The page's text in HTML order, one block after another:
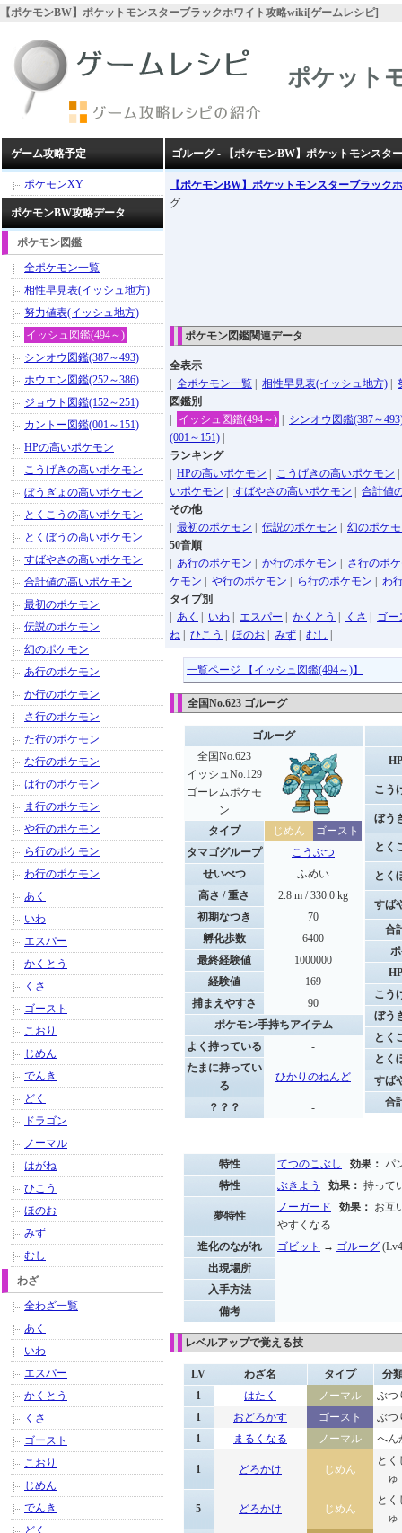
【ポケモンBW】ポケットモンスターブラックホワイト攻略wiki[ゲームレシピ]
ポケット
ゴルーグ - 【ポケモンBW】ポケットモンスタ
【ポケモンBW】ポケットモンスターブラック
グ
ポケモン図鑑関連データ
全表示
全ポケモン一覧 相性早見表(イッシュ地方)
図鑑別
イッシュ図鑑(494～)
シンオウ図鑑(387～
(001～151)
ランキング
HPの高いポケモン こうげきの高いポケモン
いポケモン
すばやさの高いポケモン
合計値
その他
最初のポケモン 伝説のポケモン
幻のポケ
50音順
あ行のポケモン か行のポケモン
さ行のポ
ケモン
や行のポケモン ら行のポケモン
わ
タイプ別
あく いわ エスパー かくとう くさ
ゴー
ね
ひこう ほのお みず むし
一覧ページ 【イッシュ図鑑(494～)】
全国No.623 ゴルーグ
ゴルーグ
全国No.623
イッシュNo.129
ゴーレムポケモ
ン
タイプ
じめん
ゴースト
タマゴグループ
こうぶつ
せいべつ
ふめい
高さ / 重さ
2.8 m / 330.0 kg
初期なつき
70
孵化歩数
6400
最終経験値
1000000
経験値
169
捕まえやすさ
90
ポケモン手持ちアイテム
よく持っている
-
たまに持ってい
る
ひかりのねんど
？？？ -
HP
こう
ぼう
とく
とく
すば
合
HP
こう
ぼう
とく
とく
すば
合
特性 てつのこぶし 効果： パ
特性
ぶきよう 効果： 持って
夢特性
ノーガード 効果： お互
やすくなる
進化のながれ
ゴビット → ゴルーグ
出現場所
入手方法
備考
レベルアップで覚える技
LV わざ名 タイプ
分
1
はたく ノーマル
ぶつ
1
おどろかす ゴースト
ぶつ
1
まるくなる ノーマル へん
1 どろかけ じめん
とく
ゅ
5 どろかけ じめん
とく
ゅ
ゲーム攻略予定
ポケモンXY
ポケモンBW攻略データ
ポケモン図鑑
全ポケモン一覧
相性早見表(イッシュ地方)
努力値表(イッシュ地方)
イッシュ図鑑(494～)
シンオウ図鑑(387～493)
ホウエン図鑑(252～386)
ジョウト図鑑(152～251)
カントー図鑑(001～151)
HPの高いポケモン
こうげきの高いポケモン
ぼうぎょの高いポケモン
とくこうの高いポケモン
とくぼうの高いポケモン
すばやさの高いポケモン
合計値の高いポケモン
最初のポケモン
伝説のポケモン
幻のポケモン
あ行のポケモン
か行のポケモン
さ行のポケモン
た行のポケモン
な行のポケモン
は行のポケモン
ま行のポケモン
や行のポケモン
ら行のポケモン
わ行のポケモン
あく
いわ
エスパー
かくとう
くさ
ゴースト
こおり
じめん
でんき
どく
ドラゴン
ノーマル
はがね
ひこう
ほのお
みず
むし
わざ
全わざ一覧
あく
いわ
エスパー
かくとう
くさ
ゴースト
こおり
じめん
でんき
どく